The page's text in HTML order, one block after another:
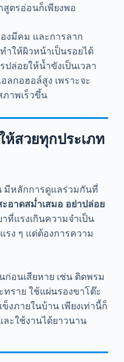
ตรอ่อนก็เพียงพอ
งมีคม และการลาก
ำให้ผิวหน้าเป็นรอยได้
ล่อยให้น้ำขังเป็นเวลา
กอฮอล์สูง เพราะจะ
าพเร็วขึ้น
สวยทุกประเภท
มีหลักการดูแลร่วมกันที่
อาดสม่ำเสมอ อย่าปล่อย
ที่แรงเกินความจำเป็น
ง ๆ แต่ต้องการความ
อนเสียหาย เช่น ติดพรม
ราย ใช้แผ่นรองขาโต๊ะ
งภายในบ้าน เพียงเท่านี้ก็
ะใช้งานได้ยาวนาน